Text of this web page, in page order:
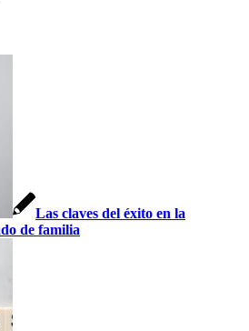
Las claves del éxito en la
de familia